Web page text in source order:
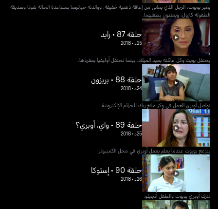
يغير بويوت، الرجل الذي يعاني من إعاقة ذهنية خفيفة، ووالدته حياتهما بمساعدة الخالة شونا وصديقة
الطفولة كارول، ويعتنون بطفلهما.
حلقة 87 • رايد
25د •
2018
يحتفل بويت وكل عائلته بعيد الميلاد. بينما تحتفل أوليفيا بمفردها.
حلقة 88 • بريزون
24د •
2018
تواصل أوبري العمل في وكر مانغ ريك للجرائم الإلكترونية.
حلقة 89 • واي، أوبري؟
25د •
2018
ينزعج بويوت عندما يعلم بعمل أوبري في محل الكمبيوتر.
حلقة 90 • إستوكا
26د •
2018
تترك أوبري بويوت والطفل أنجيلو.